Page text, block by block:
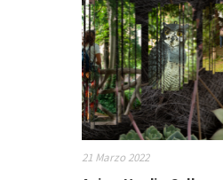
21 Marzo 2022